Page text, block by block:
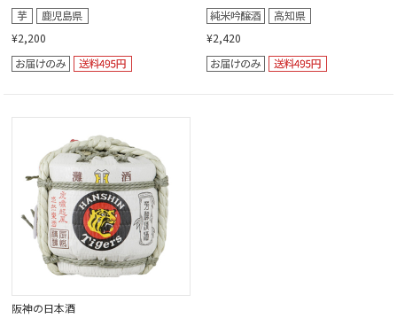
¥2,200 ¥2,420
阪神の日本酒